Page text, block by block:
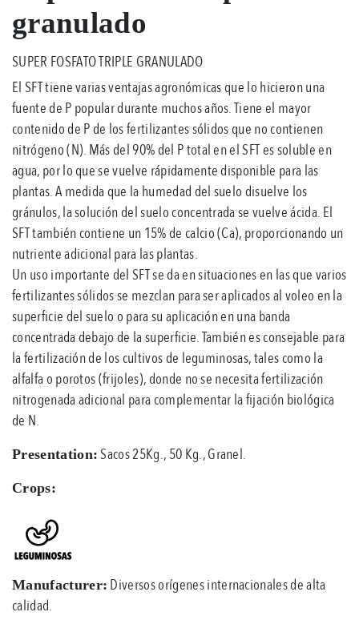
granulado
SUPER FOSFATO TRIPLE GRANULADO
El SFT tiene varias ventajas agronómicas que lo hicieron una
fuente de P popular durante muchos años. Tiene el mayor
contenido de P de los fertilizantes sólidos que no contienen
nitrógeno (N). Más del 90% del P total en el SFT es soluble en
agua, por lo que se vuelve rápidamente disponible para las
plantas. A medida que la humedad del suelo disuelve los
gránulos, la solución del suelo concentrada se vuelve ácida. El
SFT también contiene un 15% de calcio (Ca), proporcionando un
nutriente adicional para las plantas.
Un uso importante del SFT se da en situaciones en las que varios
fertilizantes sólidos se mezclan para ser aplicados al voleo en la
superficie del suelo o para su aplicación en una banda
concentrada debajo de la superficie. También es consejable para
la fertilización de los cultivos de leguminosas, tales como la
alfalfa o porotos (frijoles), donde no se necesita fertilización
nitrogenada adicional para complementar la fijación biológica
de N.
Presentation: Sacos 25Kg., 50 Kg., Granel.
Crops:
Manufacturer: Diversos orígenes internacionales de alta
calidad.